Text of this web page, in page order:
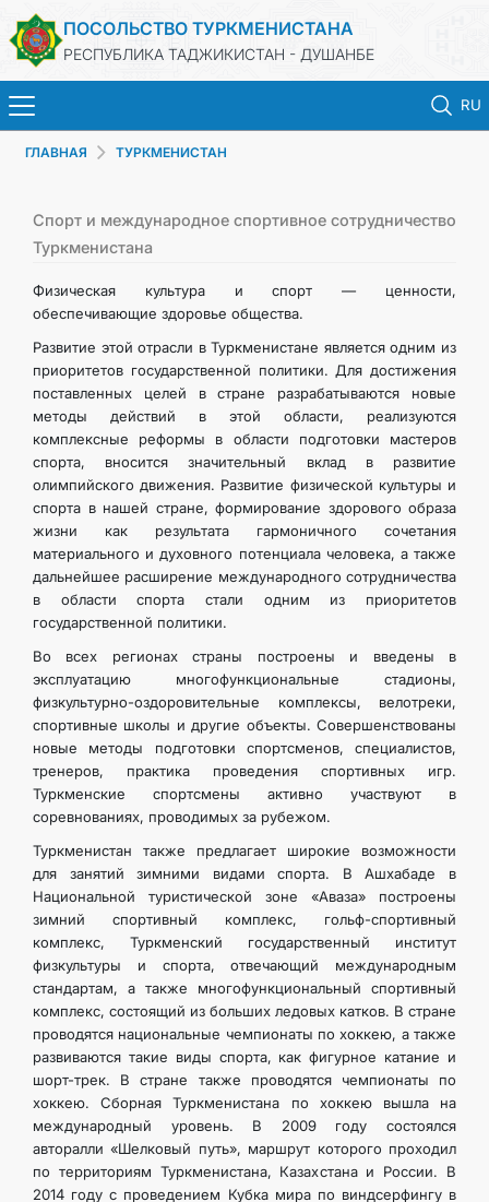
ПОСОЛЬСТВО ТУРКМЕНИСТАНА
РЕСПУБЛИКА ТАДЖИКИСТАН - ДУШАНБЕ
RU
ГЛАВНАЯ
НОВОСТИ
МИД
КОНТАКТНЫЕ ДАННЫЕ
ГЛАВНАЯ ТУРКМЕНИСТАН
Спорт и международное спортивное сотрудничество
Туркменистана
Физическая культура и спорт — ценности,
обеспечивающие здоровье общества.
Развитие этой отрасли в Туркменистане является одним из
приоритетов государственной политики. Для достижения
поставленных целей в стране разрабатываются новые
методы действий в этой области, реализуются
комплексные реформы в области подготовки мастеров
спорта, вносится значительный вклад в развитие
олимпийского движения. Развитие физической культуры и
спорта в нашей стране, формирование здорового образа
жизни как результата гармоничного сочетания
материального и духовного потенциала человека, а также
дальнейшее расширение международного сотрудничества
в области спорта стали одним из приоритетов
государственной политики.
Во всех регионах страны построены и введены в
эксплуатацию многофункциональные стадионы,
физкультурно-оздоровительные комплексы, велотреки,
спортивные школы и другие объекты. Совершенствованы
новые методы подготовки спортсменов, специалистов,
тренеров, практика проведения спортивных игр.
Туркменские спортсмены активно участвуют в
соревнованиях, проводимых за рубежом.
Туркменистан также предлагает широкие возможности
для занятий зимними видами спорта. В Ашхабаде в
Национальной туристической зоне «Аваза» построены
зимний спортивный комплекс, гольф-спортивный
комплекс, Туркменский государственный институт
физкультуры и спорта, отвечающий международным
стандартам, а также многофункциональный спортивный
комплекс, состоящий из больших ледовых катков. В стране
проводятся национальные чемпионаты по хоккею, а также
развиваются такие виды спорта, как фигурное катание и
шорт-трек. В стране также проводятся чемпионаты по
хоккею. Сборная Туркменистана по хоккею вышла на
международный уровень. В 2009 году состоялся
авторалли «Шелковый путь», маршрут которого проходил
по территориям Туркменистана, Казахстана и России. В
2014 году с проведением Кубка мира по виндсерфингу в